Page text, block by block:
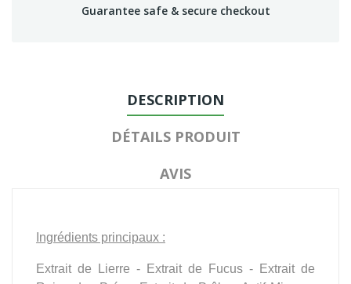
Guarantee safe & secure checkout
DESCRIPTION
DÉTAILS PRODUIT
AVIS
Ingrédients principaux :
Extrait de Lierre - Extrait de Fucus - Extrait de